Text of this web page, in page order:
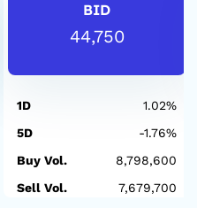
BID
44,750
1D
1.02%
5D
-1.76%
Buy Vol.
8,798,600
Sell Vol.
7,679,700